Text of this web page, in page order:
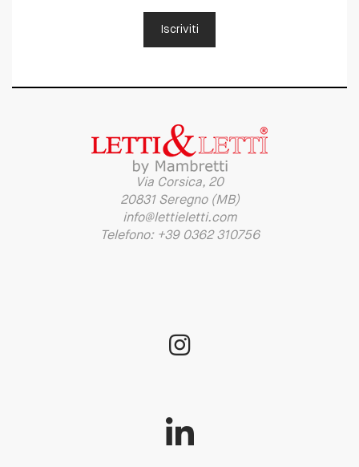
Iscriviti
Via Corsica, 20
20831 Seregno (MB)
info@lettieletti.com
Telefono: +39 0362 310756